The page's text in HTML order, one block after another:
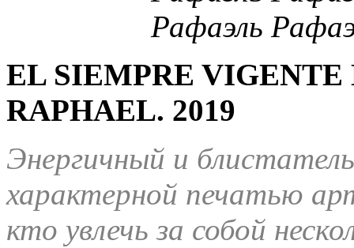
EL SIEMPRE
RAPHAEL. 2019
Энергичный и
характерной печатью
кто увлечь за собой